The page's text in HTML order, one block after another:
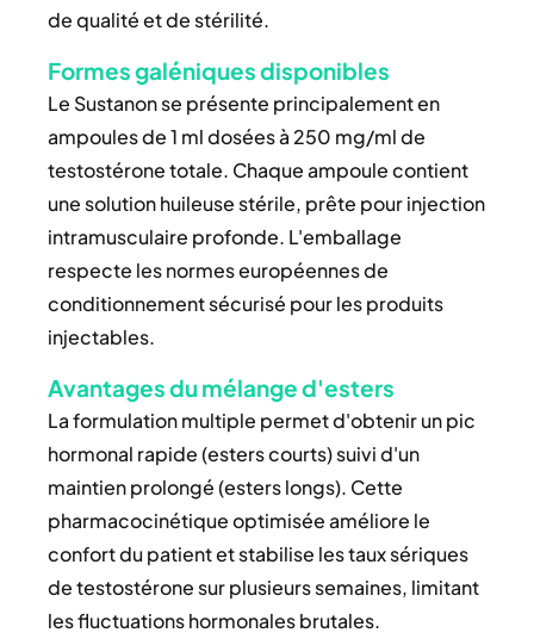
de qualité et de stérilité.
Formes galéniques disponibles
Le Sustanon se présente principalement en
ampoules de 1 ml dosées à 250 mg/ml de
testostérone totale. Chaque ampoule contient
une solution huileuse stérile, prête pour injection
intramusculaire profonde. L'emballage
respecte les normes européennes de
conditionnement sécurisé pour les produits
injectables.
Avantages du mélange d'esters
La formulation multiple permet d'obtenir un pic
hormonal rapide (esters courts) suivi d'un
maintien prolongé (esters longs). Cette
pharmacocinétique optimisée améliore le
confort du patient et stabilise les taux sériques
de testostérone sur plusieurs semaines, limitant
les fluctuations hormonales brutales.